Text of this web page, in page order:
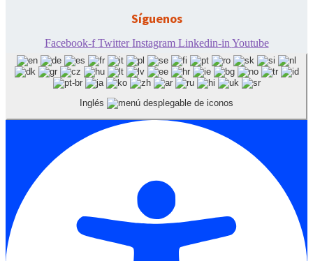
Síguenos
Facebook-f Twitter Instagram Linkedin-in Youtube
Inglés